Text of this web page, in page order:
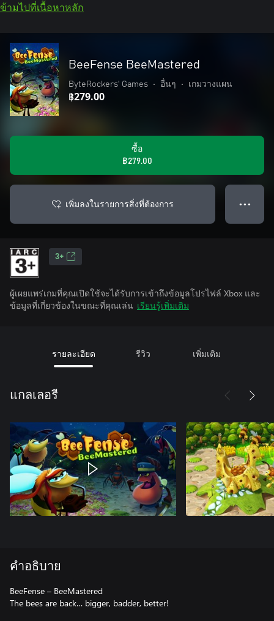
ข้ามไปที่เนื้อหาหลัก
BeeFense BeeMastered
ByteRockers' Games • อื่นๆ • เกมวางแผน
฿279.00
ซื้อ
฿279.00
เพิ่มลงในรายการสิ่งที่ต้องการ ● ● ●
3+
ผู้เผยแพร่เกมที่คุณเปิดใช้จะได้รับการเข้าถึงข้อมูลโปรไฟล์ Xbox และ
ข้อมูลที่เกี่ยวข้องในขณะที่คุณเล่น เรียนรู้เพิ่มเติม
รายละเอียด รีวิว เพิ่มเติม
แกลเลอรี
คำอธิบาย
BeeFense – BeeMastered
The bees are back… bigger, badder, better!